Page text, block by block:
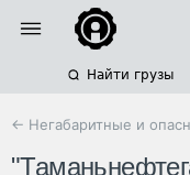
Найти грузы
← Негабаритные и